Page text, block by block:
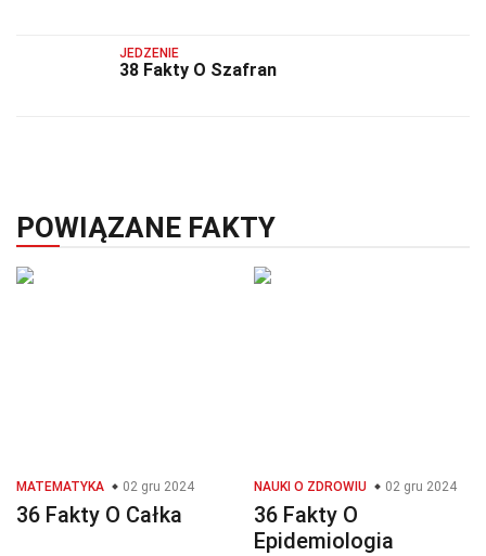
JEDZENIE
38 Fakty O Szafran
POWIĄZANE FAKTY
MATEMATYKA 02 gru 2024
36 Fakty O Całka
NAUKI O ZDROWIU 02 gru 2024
36 Fakty O
Epidemiologia